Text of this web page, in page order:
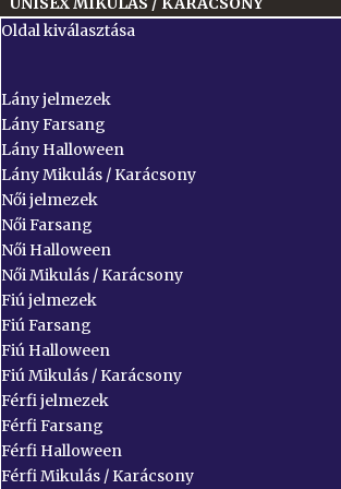
Oldal kiválasztása
Lány jelmezek
Lány Farsang
Lány Halloween
Lány Mikulás / Karácsony
Női jelmezek
Női Farsang
Női Halloween
Női Mikulás / Karácsony
Fiú jelmezek
Fiú Farsang
Fiú Halloween
Fiú Mikulás / Karácsony
Férfi jelmezek
Férfi Farsang
Férfi Halloween
Férfi Mikulás / Karácsony